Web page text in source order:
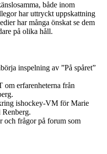
både inom
har uttryckt uppskattning
har många önskat se dem
på olika håll.
inspelning av ”På spåret”
erfarenheterna från
ishockey-VM för Marie
Renberg.
och frågor på forum som